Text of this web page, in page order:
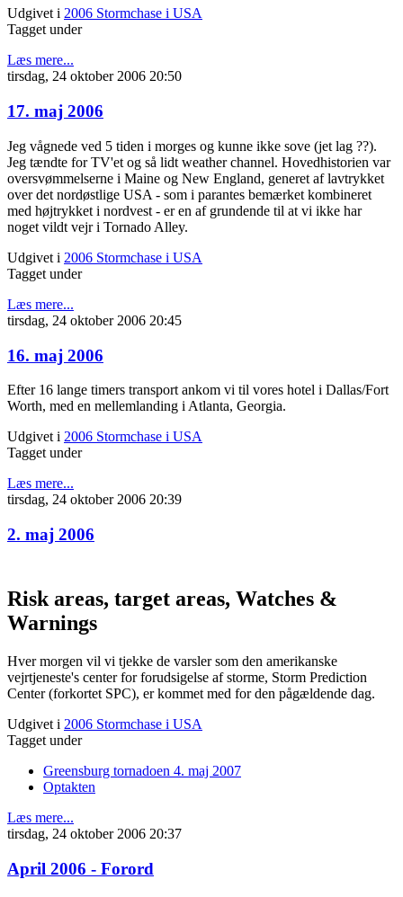
Udgivet i 2006 Stormchase i USA
Tagget under
Læs mere...
tirsdag, 24 oktober 2006 20:50
17. maj 2006
Jeg vågnede ved 5 tiden i morges og kunne ikke sove (jet lag ??).
Jeg tændte for TV'et og så lidt weather channel. Hovedhistorien var
oversvømmelserne i Maine og New England, generet af lavtrykket
over det nordøstlige USA - som i parantes bemærket kombineret
med højtrykket i nordvest - er en af grundende til at vi ikke har
noget vildt vejr i Tornado Alley.
Udgivet i 2006 Stormchase i USA
Tagget under
Læs mere...
tirsdag, 24 oktober 2006 20:45
16. maj 2006
Efter 16 lange timers transport ankom vi til vores hotel i Dallas/Fort
Worth, med en mellemlanding i Atlanta, Georgia.
Udgivet i 2006 Stormchase i USA
Tagget under
Læs mere...
tirsdag, 24 oktober 2006 20:39
2. maj 2006
Risk areas, target areas, Watches &
Warnings
Hver morgen vil vi tjekke de varsler som den amerikanske
vejrtjeneste's center for forudsigelse af storme, Storm Prediction
Center (forkortet SPC), er kommet med for den pågældende dag.
Udgivet i 2006 Stormchase i USA
Tagget under
Greensburg tornadoen 4. maj 2007
Optakten
Læs mere...
tirsdag, 24 oktober 2006 20:37
April 2006 - Forord